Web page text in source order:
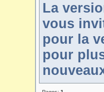
La
vous
pour la
pour